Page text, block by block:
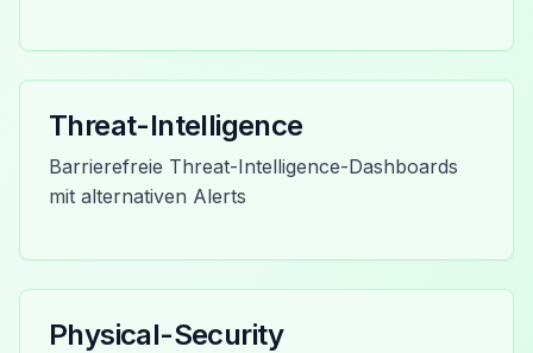
Threat-Intelligence
Barrierefreie Threat-Intelligence-Dashboards
mit alternativen Alerts
Physical-Security